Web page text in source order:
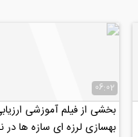
06:02
بخشی از فیلم آموزشی
بهسازی لرزه ای سازه ها در